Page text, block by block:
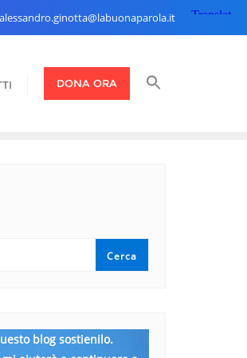
alessandro.ginotta@labuonaparola.it
DONA ORA
Cerca
blog sostienilo.